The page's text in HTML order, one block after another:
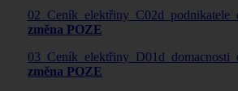
změna POZE
změna POZE